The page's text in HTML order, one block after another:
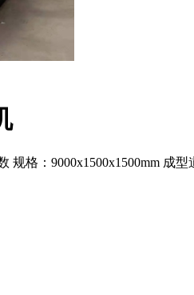
规格：9000x1500x1500mm 成